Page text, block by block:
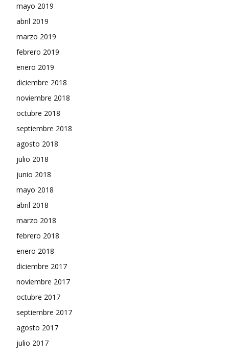
mayo 2019
abril 2019
marzo 2019
febrero 2019
enero 2019
diciembre 2018
noviembre 2018
octubre 2018
septiembre 2018
agosto 2018
julio 2018
junio 2018
mayo 2018
abril 2018
marzo 2018
febrero 2018
enero 2018
diciembre 2017
noviembre 2017
octubre 2017
septiembre 2017
agosto 2017
julio 2017